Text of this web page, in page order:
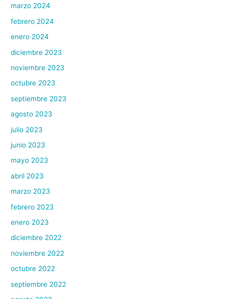
marzo 2024
febrero 2024
enero 2024
diciembre 2023
noviembre 2023
octubre 2023
septiembre 2023
agosto 2023
julio 2023
junio 2023
mayo 2023
abril 2023
marzo 2023
febrero 2023
enero 2023
diciembre 2022
noviembre 2022
octubre 2022
septiembre 2022